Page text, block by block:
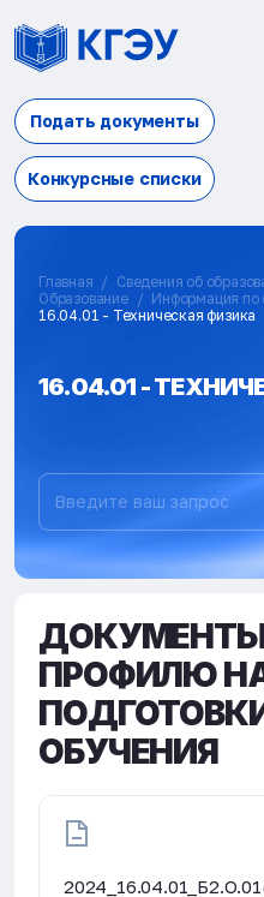
Подать документы
Конкурсные списки
Главная
Сведения об
Образование
Информация по
16.04.01 - Техническая физика
16.04.01 -
ПРОФИЛЮ
ОБУЧЕНИЯ